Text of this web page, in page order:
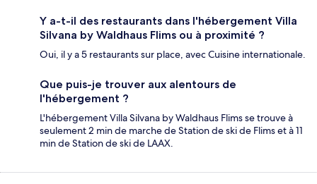
Y a-t-il des restaurants dans l'hébergement Villa
Silvana by Waldhaus Flims ou à proximité ?
Oui, il y a 5 restaurants sur place, avec Cuisine internationale.
Que puis-je trouver aux alentours de
l'hébergement ?
L'hébergement Villa Silvana by Waldhaus Flims se trouve à
seulement 2 min de marche de Station de ski de Flims et à 11
min de Station de ski de LAAX.